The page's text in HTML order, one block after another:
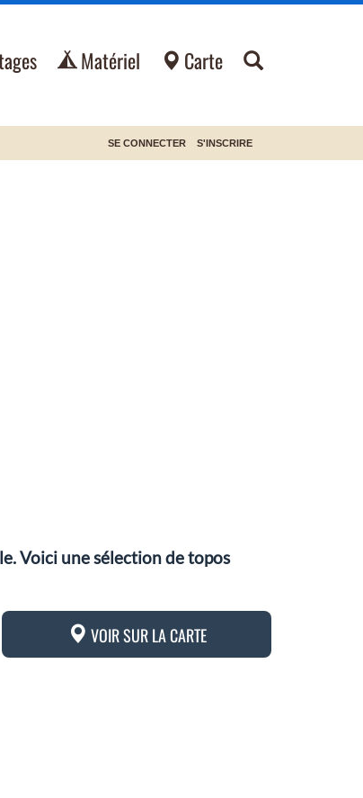
Matériel Carte
SE CONNECTER S'INSCRIRE
Voici une sélection de topos
VOIR SUR LA CARTE